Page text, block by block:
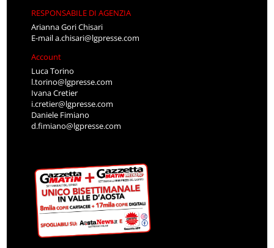
RESPONSABILE DI AGENZIA
Arianna Gori Chisari
E-maila.chisari@lgpresse.com
Account
Luca Torino
l.torino@lgpresse.com
Ivana Cretier
i.cretier@lgpresse.com
Daniele Fimiano
d.fimiano@lgpresse.com